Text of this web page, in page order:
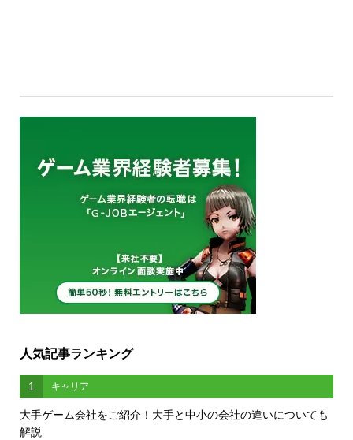
人気記事ランキング
1 キャリア
大手ゲーム会社をご紹介！大手と中小の会社の違いについても
解説